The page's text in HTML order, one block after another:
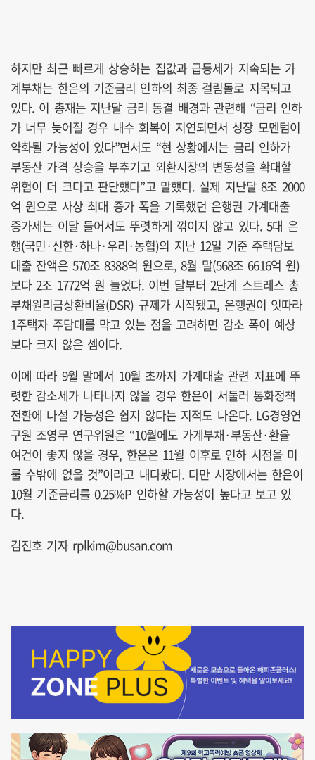
하지만 최근 빠르게 상승하는 집값과 급등세가 지속되는 가
계부채는 한은의 기준금리 인하의 최종 걸림돌로 지목되고
있다. 이 총재는 지난달 금리 동결 배경과 관련해 “금리 인하
가 너무 늦어질 경우 내수 회복이 지연되면서 성장 모멘텀이
약화될 가능성이 있다”면서도 “현 상황에서는 금리 인하가
부동산 가격 상승을 부추기고 외환시장의 변동성을 확대할
위험이 더 크다고 판단했다”고 말했다. 실제 지난달 8조 2000
억 원으로 사상 최대 증가 폭을 기록했던 은행권 가계대출
증가세는 이달 들어서도 뚜렷하게 꺾이지 않고 있다. 5대 은
행(국민·신한·하나·우리·농협)의 지난 12일 기준 주택담보
대출 잔액은 570조 8388억 원으로, 8월 말(568조 6616억 원)
보다 2조 1772억 원 늘었다. 이번 달부터 2단계 스트레스 총
부채원리금상환비율(DSR) 규제가 시작됐고, 은행권이 잇따라
1주택자 주담대를 막고 있는 점을 고려하면 감소 폭이 예상
보다 크지 않은 셈이다.
이에 따라 9월 말에서 10월 초까지 가계대출 관련 지표에 뚜
렷한 감소세가 나타나지 않을 경우 한은이 서둘러 통화정책
전환에 나설 가능성은 쉽지 않다는 지적도 나온다. LG경영연
구원 조영무 연구위원은 “10월에도 가계부채·부동산·환율
여건이 좋지 않을 경우, 한은은 11월 이후로 인하 시점을 미
룰 수밖에 없을 것”이라고 내다봤다. 다만 시장에서는 한은이
10월 기준금리를 0.25%P 인하할 가능성이 높다고 보고 있
다.
김진호 기자 rplkim@busan.com